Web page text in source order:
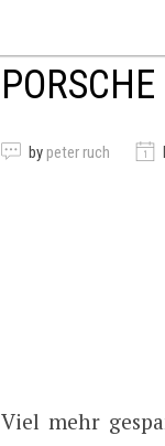
by peter ruch
Viel mehr